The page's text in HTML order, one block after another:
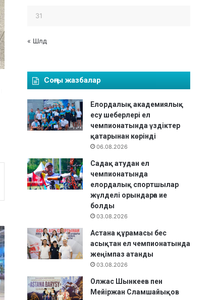
31
« Шлд
Соңғы жазбалар
Елордалық академиялық
есу шеберлері ел
чемпионатында үздіктер
қатарынан көрінді
06.08.2026
Садақ атудан ел
чемпионатында
елордалық спортшылар
жүлделі орындарға ие
болды
03.08.2026
Астана құрамасы бес
асықтан ел чемпионатында
жеңімпаз атанды
03.08.2026
Олжас Шынкеев пен
Мейіржан Сламшайықов